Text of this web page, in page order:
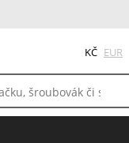
KČ EUR